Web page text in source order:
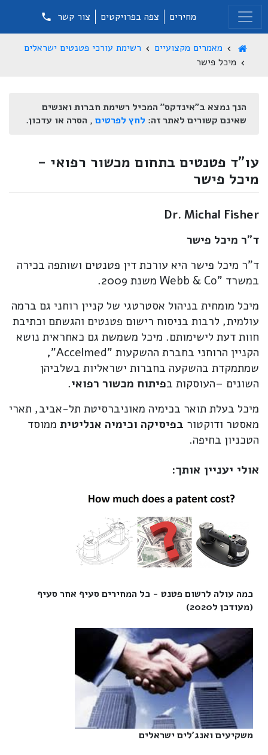
מחירים צפה בפרויקטים צור קשר
מאמרים מקצועיים
רשימת עורכי פטנטים ישראלים
מיכל פישר
הנך נמצא ב"אינדקס" המכיל רשימת חברות ואנשים
שאינם קשורים לאתר זה: לחץ לפרטים , הסרה או עדכון.
עו"ד פטנטים בתחום מכשור רפואי -
מיכל פישר
Dr. Michal Fisher
ד"ר מיכל פישר
ד"ר מיכל פישר היא עורכת דין פטנטים ושותפה בכירה
במשרד "Webb & Co משנת 2009.
מיכל מומחית בניהול אסטרטגי של קניין רוחני גם ברמה
עולמית, לרבות בניסוח רישום פטנטים והגשתם וכתיבת
חוות דעת לישימותם. מיכל משמשת גם כאחראית נושא
הקניין הרוחני בחברת ההשקעות "Accelmed"
,
שמתמקדת בהשקעה בחברות ישראליות בשלביהן
השונים –העוסקות בפיתוח מכשור רפואי.
מיכל בעלת תואר בכימיה מאוניברסיטת תל-אביב, תארי
מאסטר ודוקטור בפיסיקה וכימיה אנליטית ממוסד
הטכניון בחיפה.
אולי יעניין אותך:
כמה עולה לרשום פטנט - כל המחירים סעיף אחר סעיף
(מעודכן ל2020)‎
משקיעים ואנג'לים ישראלים‎